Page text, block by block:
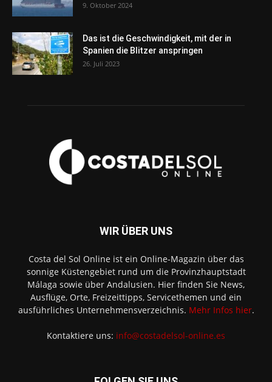
9. Oktober 2024
Das ist die Geschwindigkeit, mit der in
Spanien die Blitzer anspringen
26. Juli 2023
WIR ÜBER UNS
Costa del Sol Online ist ein Online-Magazin über das
sonnige Küstengebiet rund um die Provinzhauptstadt
Málaga sowie über Andalusien. Hier finden Sie News,
Ausflüge, Orte, Freizeittipps, Servicethemen und ein
ausführliches Unternehmensverzeichnis. Mehr Infos hier.
Kontaktiere uns: info@costadelsol-online.es